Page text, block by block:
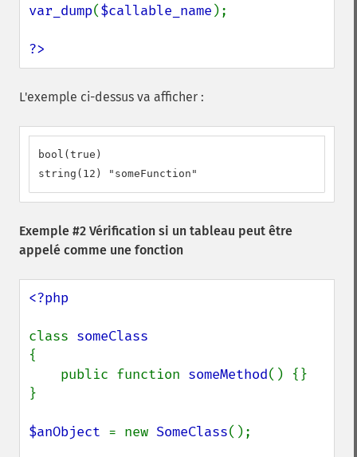
var_dump($callable_name );
?>
L'exemple ci-dessus va afficher :
bool(true)
string(12) "someFunction"
Exemple #2 Vérification si un tableau peut être
appelé comme une fonction
<?php
class
{
    public function
someMethod() {}
}
$anObject = new SomeClass();